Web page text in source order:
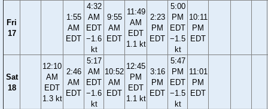
Fri
17
1:55
AM
EDT
4:32
AM
EDT
−1.6
kt
9:55
AM
EDT
11:49
AM
EDT
1.1 kt
2:23
PM
EDT
5:00
PM
EDT
−1.5
kt
10:11
PM
EDT
Sat
18
12:10
AM
EDT
1.3 kt
2:46
AM
EDT
5:17
AM
EDT
−1.6
kt
10:52
AM
EDT
12:45
PM
EDT
1.1 kt
3:16
PM
EDT
5:47
PM
EDT
−1.5
kt
11:01
PM
EDT